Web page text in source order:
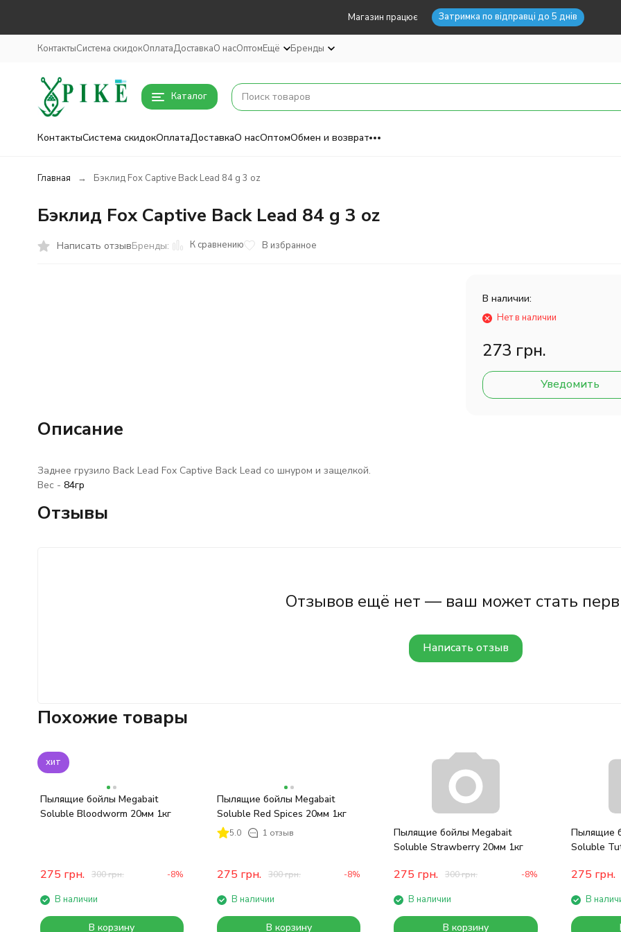
Магазин працює Затримка по відправці до 5 днів
КонтактыСистема скидокОплатаДоставкаО насОптомЕщё Бренды
Каталог
КонтактыСистема скидокОплатаДоставкаО насОптомОбмен и возврат
Главная Бэклид Fox Captive Back Lead 84 g 3 oz
Бэклид Fox Captive Back Lead 84 g 3 oz
Написать отзывБренды: К сравнению В избранное
В наличии:
Нет в наличии
273 грн.
Уведомить
Описание
Заднее грузило Back Lead Fox Captive Back Lead со шнуром и защелкой.
Вес - 84гр
Отзывы
Отзывов ещё нет — ваш может стать
Написать отзыв
Похожие товары
хит
Пылящие бойлы Megabait
Soluble Bloodworm 20мм 1кг
275 грн. 300грн. -8%
В наличии
В корзину
Пылящие бойлы Megabait
Soluble Red Spices 20мм 1кг
5.0 1 отзыв
275 грн. 300грн. -8%
В наличии
В корзину
Пылящие бойлы Megabait
Soluble Strawberry 20мм 1кг
275 грн. 300грн. -8%
В наличии
В корзину
Пылящие
Soluble
275 грн.
В